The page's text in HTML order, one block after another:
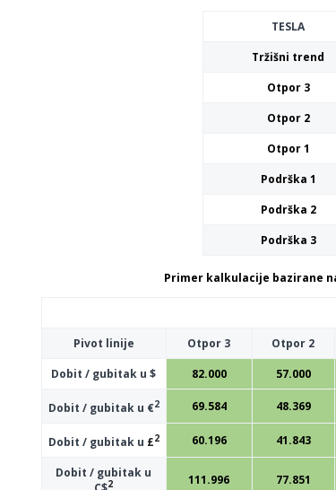
TESLA
Tržišni trend
Otpor 3
Otpor 2
Otpor 1
Podrška 1
Podrška 2
Podrška 3
Primer kalkulacije bazirane
Pivot linije
Otpor 3 Otpor 2
Dobit / gubitak u $
82.000 57.000
Dobit / gubitak u €2 69.584 48.369
Dobit / gubitak u £2 60.196 41.843
Dobit / gubitak u
2 111.996 77.851